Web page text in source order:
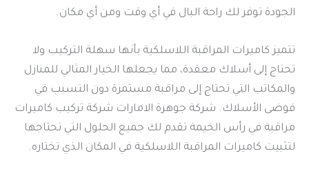
الجودة توفر لك راحة البال في أي وقت ومن أي مكان.
تتميز كاميرات المراقبة اللاسلكية بأنها سهلة التركيب ولا
تحتاج إلى أسلاك معقدة، مما يجعلها الخيار المثالي للمنازل
والمكاتب التي تحتاج إلى مراقبة مستمرة دون التسبب في
فوضى الأسلاك. شركة جوهرة الامارات شركة تركيب كاميرات
مراقبة في رأس الخيمة تقدم لك جميع الحلول التي تحتاجها
لتثبيت كاميرات المراقبة اللاسلكية في المكان الذي تختاره.